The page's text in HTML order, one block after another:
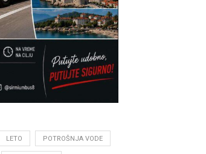
LETO POTROŠNJA VODE